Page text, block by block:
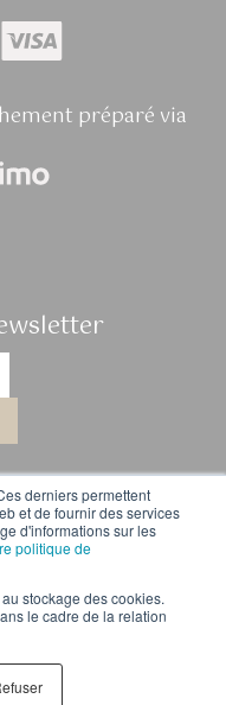
derniers permettent
et de fournir des services
d'informations sur les
politique de
stockage des cookies.
le cadre de la relation
préparé via
méthode
journal
RGPD
vente
décembre